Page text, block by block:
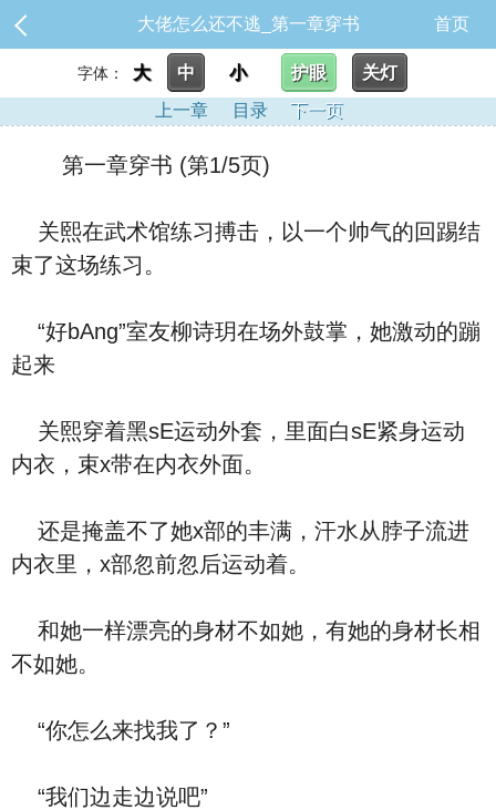
大佬怎么还不逃_第一章穿书 首页
字体： 大 中 小 护眼
关灯
上一章
目录 下一页
第一章穿书 (第1/5页)
关熙在武术馆练习搏击，以一个帅气的回踢结
束了这场练习。
“好bAng”室友柳诗玥在场外鼓掌，她激动的蹦
起来
关熙穿着黑sE运动外套，里面白sE紧身运动
内衣，束x带在内衣外面。
还是掩盖不了她x部的丰满，汗水从脖子流进
内衣里，x部忽前忽后运动着。
和她一样漂亮的身材不如她，有她的身材长相
不如她。
“你怎么来找我了？”
“我们边走边说吧”